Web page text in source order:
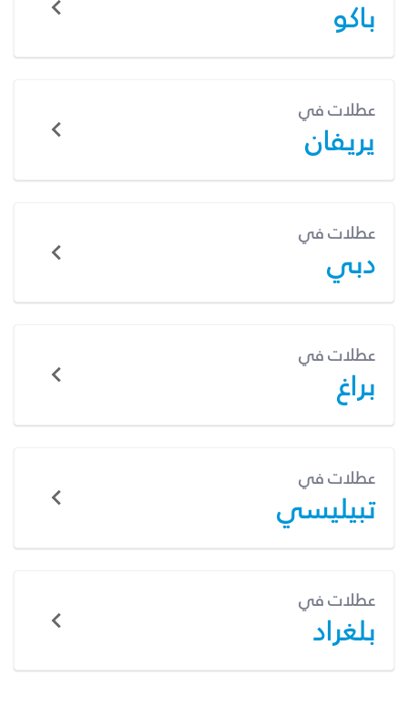
باكو
عطلات في
يريفان
عطلات في
دبي
عطلات في
براغ
عطلات في
تبيليسي
عطلات في
بلغراد